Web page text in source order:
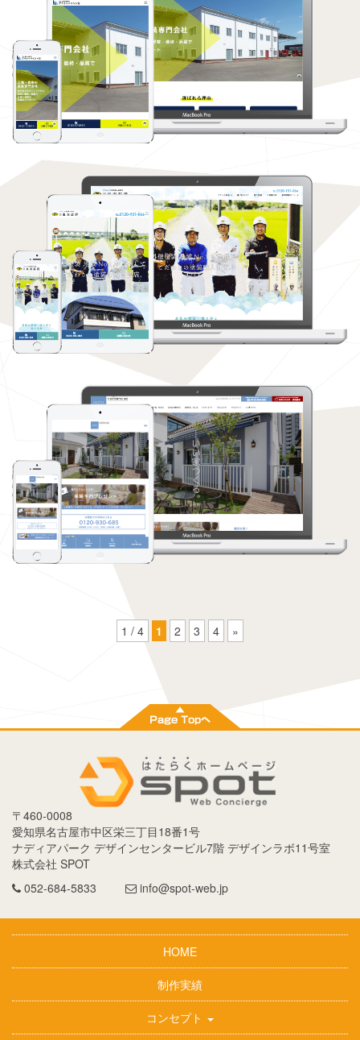
1 / 4 1 2 3 4 »
〒 460-0008
愛知県名古屋市中区栄三丁目18番1号
ナディアパーク デザインセンタービル7階 デザインラボ11号室
株式会社 SPOT
052-684-5833
info@spot-web.jp
HOME
制作実績
コンセプト